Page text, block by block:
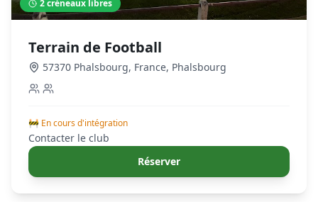
2créneaux libres
Terrain de Football
57370 Phalsbourg, France, Phalsbourg
🚧 En cours d'intégration
Contacter le club
Réserver